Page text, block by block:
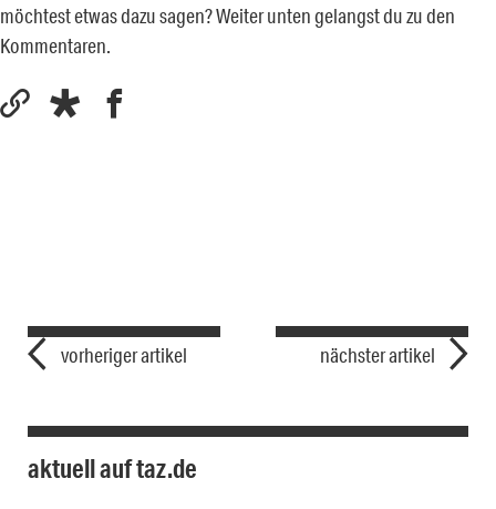
möchtest etwas dazu sagen? Weiter unten gelangst du zu den
Kommentaren.
vorheriger artikel nächster artikel
aktuell auf taz.de